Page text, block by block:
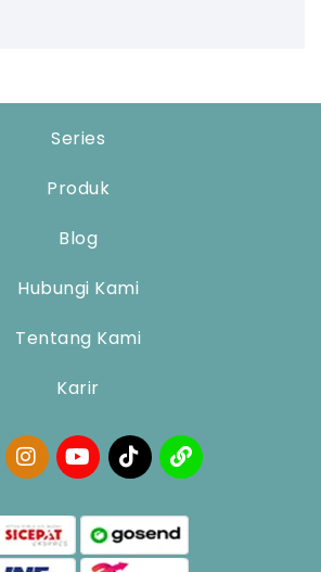
Series
Produk
Blog
Hubungi Kami
Tentang Kami
Karir